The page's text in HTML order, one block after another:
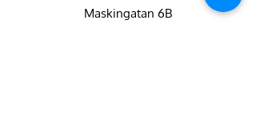
Maskingatan 6B